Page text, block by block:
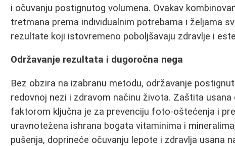
i očuvanju postignutog volumena. Ovakav
tretmana prema individualnim potrebama i željama
rezultate koji istovremeno poboljšavaju zdravlje i
Održavanje rezultata i dugoročna nega
Bez obzira na izabranu metodu, održavanje
redovnoj nezi i zdravom načinu života. Zaštita
faktorom ključna je za prevenciju foto-oštećenja i
uravnotežena ishrana bogata vitaminima i
pušenja, doprineće očuvanju lepote i zdravlja usana